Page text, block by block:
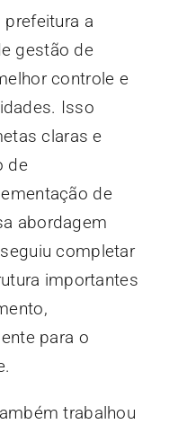
a
gestão de
controle e
Isso
claras e
de
de
abordagem
completar
importantes
para o
trabalhou